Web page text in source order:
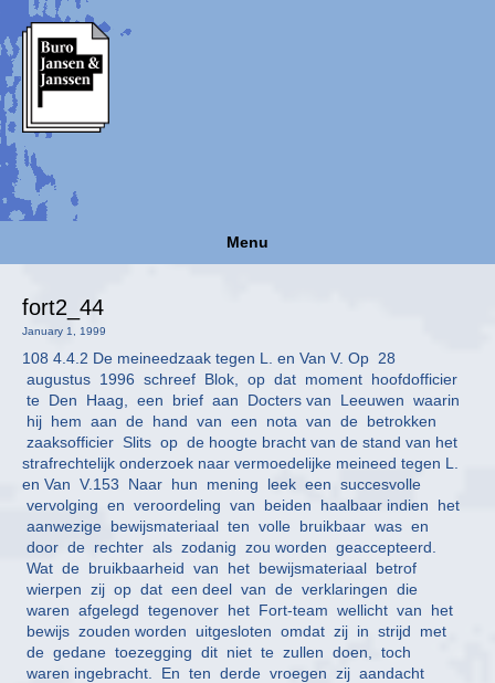
Menu
fort2_44
January 1, 1999
108 4.4.2 De meineedzaak tegen L. en Van V. Op 28
augustus 1996 schreef Blok, op dat moment hoofdofficier
te Den Haag, een brief aan Docters van Leeuwen waarin
hij hem aan de hand van een nota van de betrokken
zaaksofficier Slits op de hoogte bracht van de stand van het
strafrechtelijk onderzoek naar vermoedelijke meineed tegen L.
en Van V.153 Naar hun mening leek een succesvolle
vervolging en veroordeling van beiden haalbaar indien het
aanwezige bewijsmateriaal ten volle bruikbaar was en
door de rechter als zodanig zou worden geaccepteerd.
Wat de bruikbaarheid van het bewijsmateriaal betrof
wierpen zij op dat een deel van de verklaringen die
waren afgelegd tegenover het Fort-team wellicht van het
bewijs zouden worden uitgesloten omdat zij in strijd met
de gedane toezegging dit niet te zullen doen, toch
waren ingebracht. En ten derde vroegen zij aandacht